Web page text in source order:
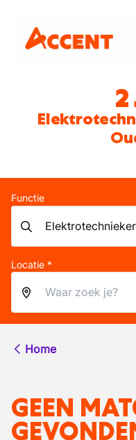
2
Functie
Locatie *
Home
GEEN